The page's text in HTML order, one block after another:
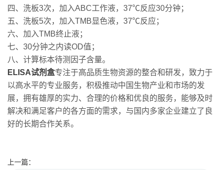
四、洗板3次，加入ABC工作液，37℃反应30分钟；
五、洗板5次，加入TMB显色液，37℃反应；
六、加入TMB终止液；
七、30分钟之内读OD值；
八、计算标本待测因子含量。
ELISA试剂盒专注于高品质生物资源的整合和研发，致力于
以高水平的专业服务，积极推动中国生物产业和市场的发
展，拥有雄厚的实力、合理的价格和优良的服务，能够及时
解决和满足客户的各方面的需求，与国内多家企业建立了良
好的长期合作关系。
上一篇：